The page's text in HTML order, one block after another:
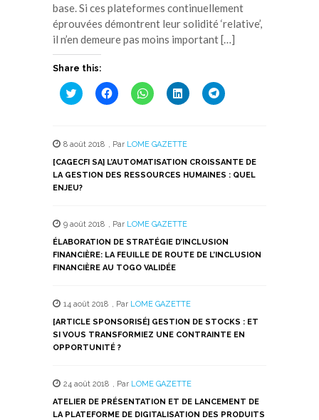
base. Si ces plateformes continuellement
éprouvées démontrent leur solidité ‘relative’,
il n’en demeure pas moins important […]
Share this:
Cliquez
pour
une
nouvelle
fenêtre)
Cliquez
pour
une
nouvelle
fenêtre)
Cliquez
pour
une
nouvelle
fenêtre)
Cliquez
pour
une
nouvelle
fenêtre)
Cliquez
pour
nouvelle
fenêtre)
8 août 2018 , Par LOME GAZETTE
[CAGECFI SA] L’AUTOMATISATION CROISSANTE DE
LA GESTION DES RESSOURCES HUMAINES : QUEL
ENJEU?
9 août 2018 , Par LOME GAZETTE
ÉLABORATION DE STRATÉGIE D’INCLUSION
FINANCIÈRE: LA FEUILLE DE ROUTE DE L’INCLUSION
FINANCIÈRE AU TOGO VALIDÉE
14 août 2018 , Par LOME GAZETTE
[ARTICLE SPONSORISÉ] GESTION DE STOCKS : ET
SI VOUS TRANSFORMIEZ UNE CONTRAINTE EN
OPPORTUNITÉ ?
24 août 2018 , Par LOME GAZETTE
ATELIER DE PRÉSENTATION ET DE LANCEMENT DE
LA PLATEFORME DE DIGITALISATION DES PRODUITS